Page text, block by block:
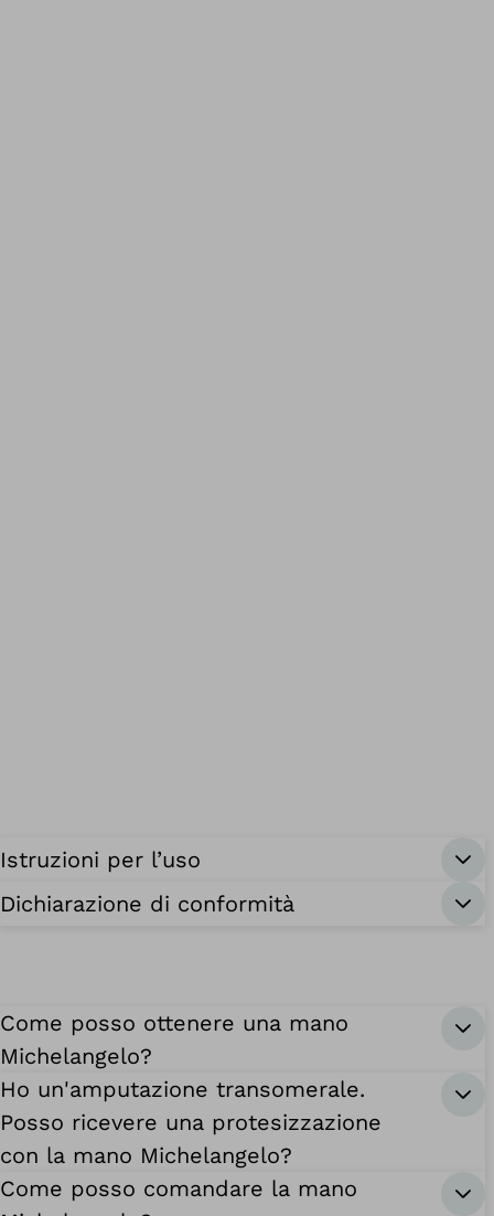
Istruzioni per l’uso
Dichiarazione di conformità
Come posso ottenere una mano
Michelangelo?
Ho un'amputazione transomerale.
Posso ricevere una protesizzazione
con la mano Michelangelo?
Come posso comandare la mano